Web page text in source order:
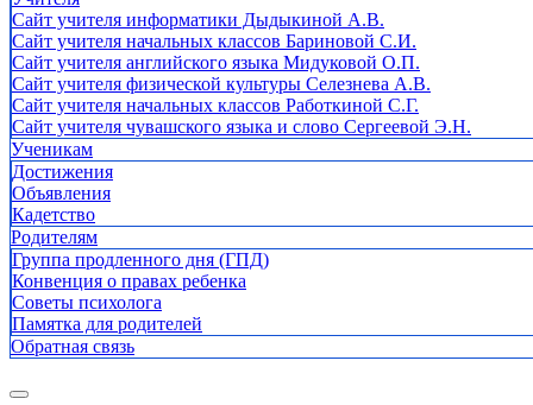
Cайт учителя информатики Дыдыкиной А.В.
Сайт учителя начальных классов Бариновой С.И.
Сайт учителя английского языка Мидуковой О.П.
Сайт учителя физической культуры Селезнева А.В.
Сайт учителя начальных классов Работкиной С.Г.
Сайт учителя чувашского языка и слово Сергеевой Э.Н.
Ученикам
Достижения
Объявления
Кадетство
Родителям
Группа продленного дня (ГПД)
Конвенция о правах ребенка
Советы психолога
Памятка для родителей
Обратная связь